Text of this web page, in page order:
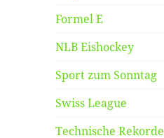
Formel E
NLB Eishockey
Sport zum Sonntag
Swiss League
Technische Rekorde